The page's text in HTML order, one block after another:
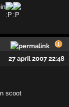
27 april 2007 22:48
scoot